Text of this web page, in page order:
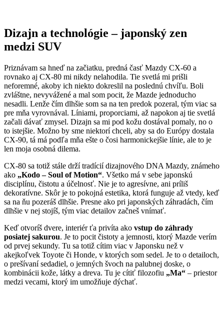
Dizajn a technológie – japonský zen
medzi SUV
Priznávam sa hneď na začiatku, predná časť Mazdy CX-60 a
rovnako aj CX-80 mi nikdy nelahodila. Tie svetlá mi prišli
neforemné, akoby ich niekto dokreslil na poslednú chvíľu. Boli
zvláštne, nevyvážené a mal som pocit, že Mazde jednoducho
nesadli. Lenže čím dlhšie som sa na ten predok pozeral, tým viac sa
pre mňa vyrovnával. Líniami, proporciami, až napokon aj tie svetlá
začali dávať zmysel. Dizajn sa mi pod kožu dostával pomaly, no o
to istejšie. Možno by sme niektorí chceli, aby sa do Európy dostala
CX-90, tá má podľa mňa ešte o čosi harmonickejšie línie, ale to je
len moja osobná dilema.
CX-80 sa totiž stále drží tradícií dizajnového DNA Mazdy, známeho
ako „Kodo – Soul of Motion“. Všetko má v sebe japonskú
disciplínu, čistotu a účelnosť. Nie je to agresívne, ani príliš
dekoratívne. Skôr je to pokojná estetika, ktorá funguje až vtedy, keď
sa na ňu pozeráš dlhšie. Presne ako pri japonských záhradách, čím
dlhšie v nej stojíš, tým viac detailov začneš vnímať.
Keď otvoríš dvere, interiér ťa privíta ako vstup do záhrady
posiatej sakurou. Je to pocit čistoty a jemnosti, ktorý Mazde verím
od prvej sekundy. Tu sa totiž cítim viac v Japonsku než v
akejkoľvek Toyote či Honde, v ktorých som sedel. Je to o detailoch,
o prešívaní sedadiel, o jemných švoch na palubnej doske, o
kombinácii kože, látky a dreva. Tu je cítiť filozofiu „Ma“ – priestor
medzi vecami, ktorý im umožňuje dýchať.